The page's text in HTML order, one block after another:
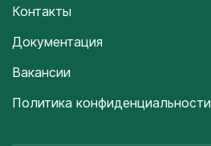
Контакты
Документация
Вакансии
Политика конфиденциальности